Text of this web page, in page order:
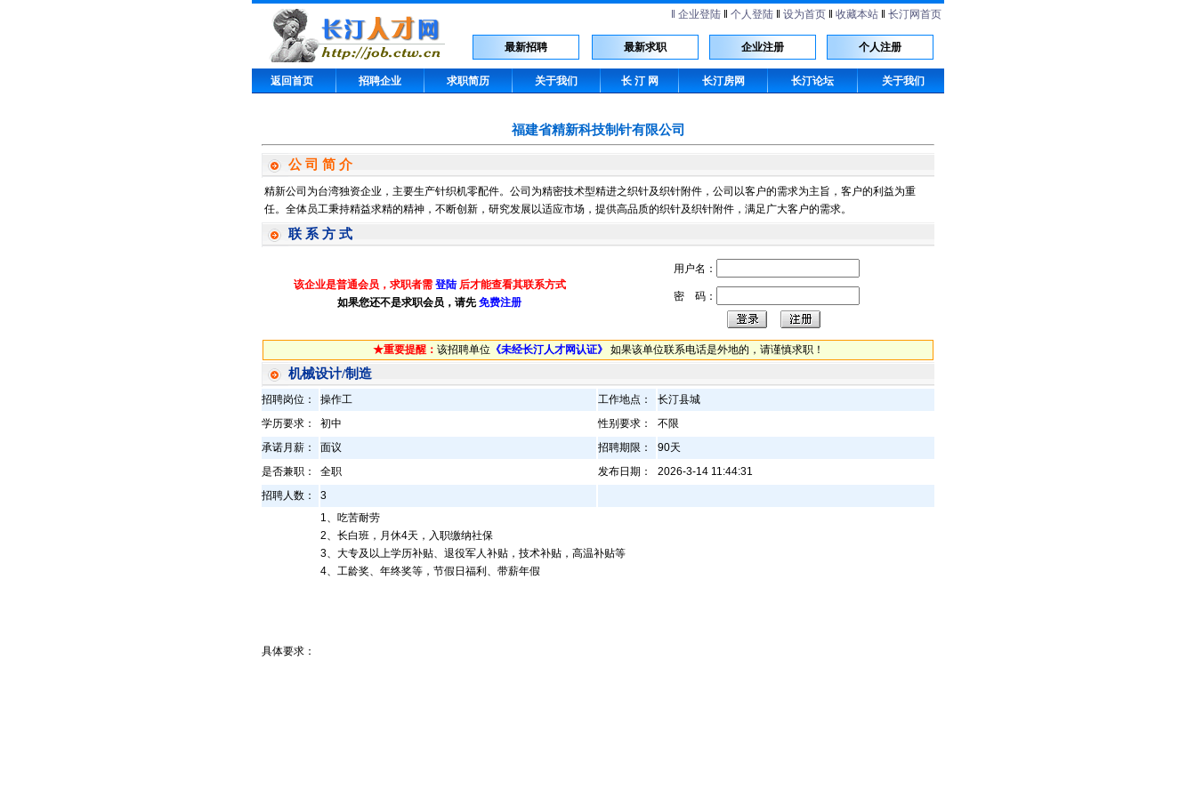
企业登陆 个人登陆 设为首页 收藏本站 长汀网首页
最新招聘 最新求职 企业注册 个人注册
返回首页 招聘企业 求职简历 关于我们 长 汀 网 长汀房网 长汀论坛 关于我们
福建省精新科技制针有限公司
公 司 简 介
精新公司为台湾独资企业，主要生产针织机零配件。公司为精密技术型精进之织针及织针附件，公司以客户的需求为主旨，客户的利益为重
任。全体员工秉持精益求精的精神，不断创新，研究发展以适应市场，提供高品质的织针及织针附件，满足广大客户的需求。
联 系 方 式
该企业是普通会员，求职者需 登陆后才能查看其联系方式
如果您还不是求职会员，请先 免费注册
用户名：
密 码：
★重要提醒： 该招聘单位 《未经长汀人才网认证》 如果该单位联系电话是外地的，请谨慎求职！
机械设计/制造
招聘岗位： 操作工 工作地点：
长汀县城
学历要求：
初中 性别要求：
不限
承诺月薪：
面议 招聘期限：
90天
是否兼职：
全职 发布日期：
2026-3-14 11:44:31
招聘人数：
3
具体要求：
1、吃苦耐劳
2、长白班，月休4天，入职缴纳社保
3、大专及以上学历补贴、退役军人补贴，技术补贴，高温补贴等
4、工龄奖、年终奖等，节假日福利、带薪年假